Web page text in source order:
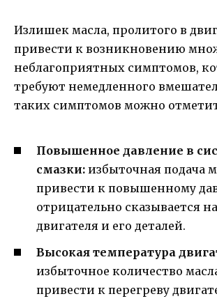
Излишек масла, пролитого в
привести к возникновению
неблагоприятных симптомов,
требуют немедленного
таких симптомов можно
Повышенное давление в
смазки: избыточная подача
привести к повышенному
отрицательно сказывается
двигателя и его деталей.
Высокая температура
избыточное количество
привести к перегреву